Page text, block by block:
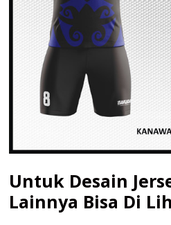
Untuk Desain
Lainnya Bisa Di